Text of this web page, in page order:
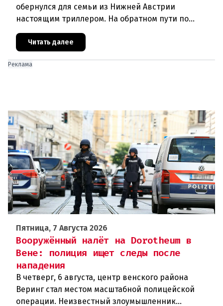
обернулся для семьи из Нижней Австрии
настоящим триллером. На обратном пути по
подверглась обстрелу, за которым
Читать далее
Реклама
Пятница, 7 Августа 2026
Вооружённый налёт на Dorotheum в
Вене: полиция ищет следы после
нападения
В четверг, 6 августа, центр венского района
Веринг стал местом масштабной полицейской
операции. Неизвестный злоумышленник